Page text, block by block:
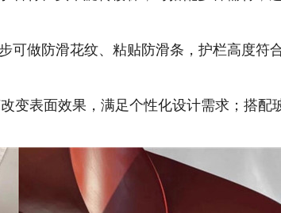
可做防滑花纹、粘贴防滑条，护栏高度符
变表面效果，满足个性化设计需求；搭配